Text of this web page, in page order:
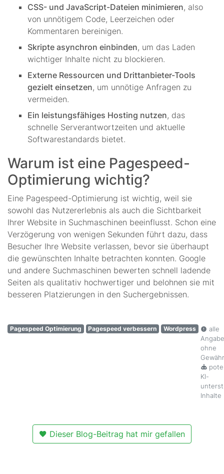
CSS- und JavaScript-Dateien minimieren, also
von unnötigem Code, Leerzeichen oder
Kommentaren bereinigen.
Skripte asynchron einbinden, um das Laden
wichtiger Inhalte nicht zu blockieren.
Externe Ressourcen und Drittanbieter-Tools
gezielt einsetzen, um unnötige Anfragen zu
vermeiden.
Ein leistungsfähiges Hosting nutzen, das
schnelle Serverantwortzeiten und aktuelle
Softwarestandards bietet.
Warum ist eine Pagespeed-
Optimierung wichtig?
Eine Pagespeed-Optimierung ist wichtig, weil sie
sowohl das Nutzererlebnis als auch die Sichtbarkeit
Ihrer Website in Suchmaschinen beeinflusst. Schon eine
Verzögerung von wenigen Sekunden führt dazu, dass
Besucher Ihre Website verlassen, bevor sie überhaupt
die gewünschten Inhalte betrachten konnten. Google
und andere Suchmaschinen bewerten schnell ladende
Seiten als qualitativ hochwertiger und belohnen sie mit
besseren Platzierungen in den Suchergebnissen.
Pagespeed Optimierung Pagespeed verbessern Wordpress
alle
ohne
Gewähr
KI-
Inhalte
Dieser Blog-Beitrag hat mir gefallen